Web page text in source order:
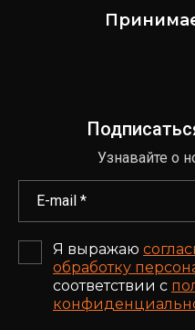
Узнавайте о
Я выражаю
обработку
соответствии с